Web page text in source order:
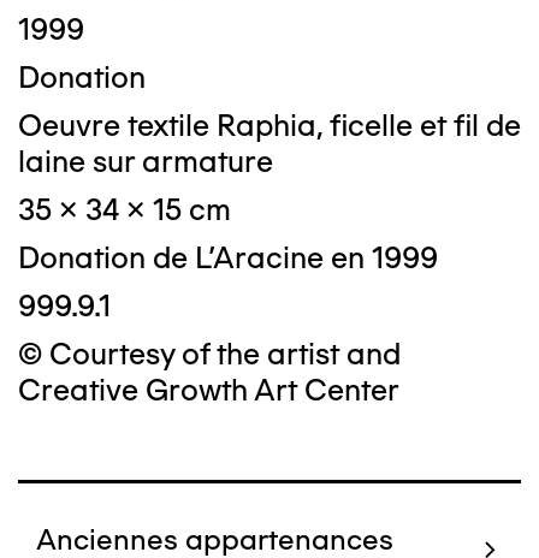
1999
Donation
Oeuvre textile Raphia, ficelle et fil de
laine sur armature
35 x 34 x 15 cm
Donation de L'Aracine en 1999
999.9.1
© Courtesy of the artist and
Creative Growth Art Center
Anciennes appartenances